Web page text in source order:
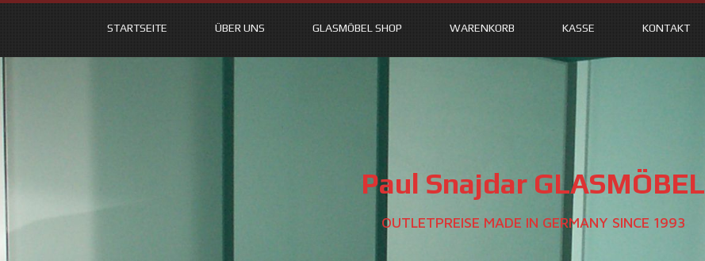
STARTSEITE ÜBER UNS GLASMÖBEL SHOP WARENKORB KASSE KONTAKT
Paul Snajdar GLASMÖBEL
OUTLETPREISE MADE IN GERMANY SINCE 1993